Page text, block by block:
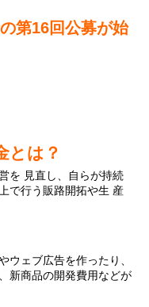
第16回公募が始
とは？
を 見直し、自らが持続
で行う販路開拓や生 産
ウェブ広告を作ったり、
新商品の開発費用などが